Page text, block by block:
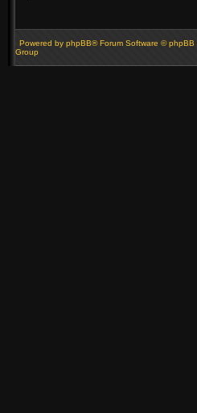
Powered by phpBB® Forum Software © phpBB
Group